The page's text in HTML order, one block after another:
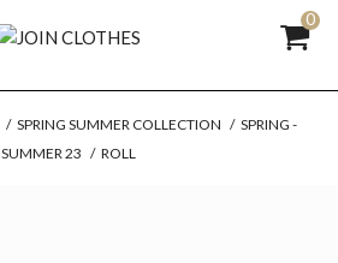
0
/ SPRING SUMMER COLLECTION / SPRING -
SUMMER 23 / ROLL